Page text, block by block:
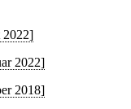
2022]
2022]
2018]